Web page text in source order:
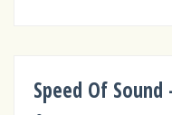
Speed Of